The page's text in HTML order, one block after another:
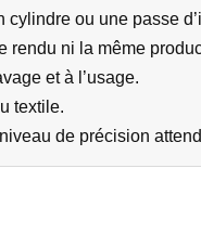
ou une passe
rendu ni la même
et à l’usage.
textile.
de précision